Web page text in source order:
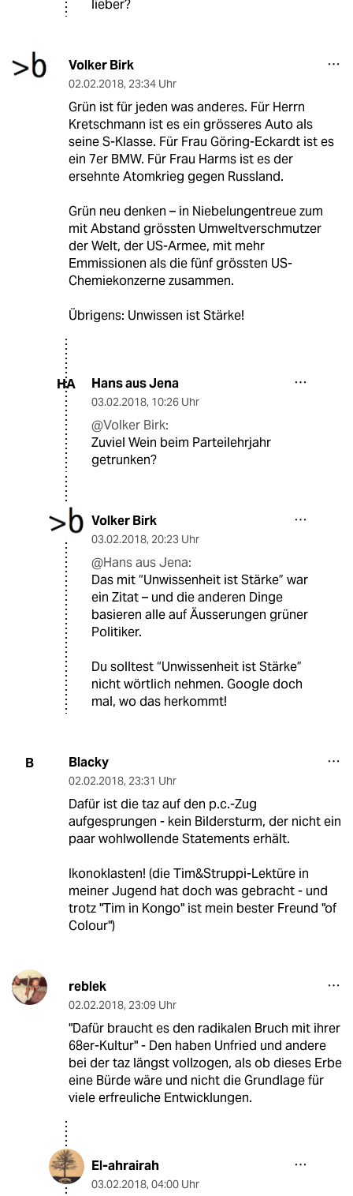
lieber?
Volker Birk
02.02.2018, 23:34 Uhr
Grün ist für jeden was anderes. Für Herrn
Kretschmann ist es ein grösseres Auto als
seine S-Klasse. Für Frau Göring-Eckardt ist es
ein 7er BMW. Für Frau Harms ist es der
ersehnte Atomkrieg gegen Russland.
Grün neu denken – in Niebelungentreue zum
mit Abstand grössten Umweltverschmutzer
der Welt, der US-Armee, mit mehr
Emmissionen als die fünf grössten US-
Chemiekonzerne zusammen.
Übrigens: Unwissen ist Stärke!
HA Hans aus Jena
03.02.2018, 10:26 Uhr
@Volker Birk:
Zuviel Wein beim Parteilehrjahr
getrunken?
Volker Birk
03.02.2018, 20:23 Uhr
@Hans aus Jena:
Das mit “Unwissenheit ist Stärke” war
ein Zitat – und die anderen Dinge
basieren alle auf Äusserungen grüner
Politiker.
Du solltest “Unwissenheit ist Stärke”
nicht wörtlich nehmen. Google doch
mal, wo das herkommt!
B Blacky
02.02.2018, 23:31 Uhr
Dafür ist die taz auf den p.c.-Zug
aufgesprungen - kein Bildersturm, der nicht ein
paar wohlwollende Statements erhält.
Ikonoklasten! (die Tim&Struppi-Lektüre in
meiner Jugend hat doch was gebracht - und
trotz "Tim in Kongo" ist mein bester Freund "of
Colour")
reblek
02.02.2018, 23:09 Uhr
"Dafür braucht es den radikalen Bruch mit ihrer
68er-Kultur" - Den haben Unfried und andere
bei der taz längst vollzogen, als ob dieses Erbe
eine Bürde wäre und nicht die Grundlage für
viele erfreuliche Entwicklungen.
El-ahrairah
03.02.2018, 04:00 Uhr